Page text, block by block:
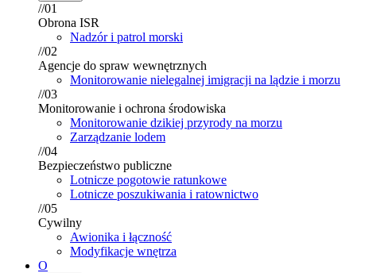
//01
Obrona ISR
Nadzór i patrol morski
//02
Agencje do spraw wewnętrznych
Monitorowanie nielegalnej imigracji na lądzie i morzu
//03
Monitorowanie i ochrona środowiska
Monitorowanie dzikiej przyrody na morzu
Zarządzanie lodem
//04
Bezpieczeństwo publiczne
Lotnicze pogotowie ratunkowe
Lotnicze poszukiwania i ratownictwo
//05
Cywilny
Awionika i łączność
Modyfikacje wnętrza
O